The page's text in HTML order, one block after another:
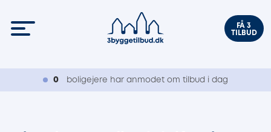
FÅ 3
TILBUD
0 boligejere har anmodet om tilbud i dag